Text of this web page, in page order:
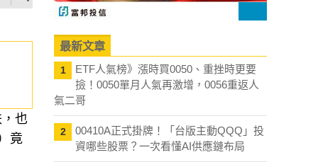
也
竟
最新文章
1
ETF人氣榜》漲時買0050、重挫時更要
撿！0050單月人氣再激增，0056重返人
氣二哥
2
00410A正式掛牌！「台版主動QQQ」投
資哪些股票？一次看懂AI供應鏈布局